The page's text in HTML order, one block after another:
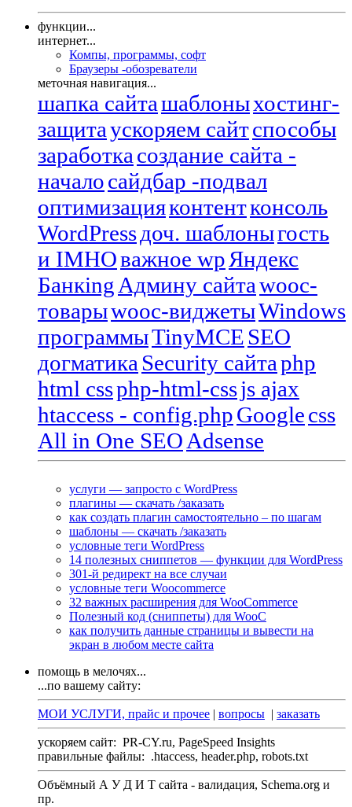
функции...
интернет...
Компы, программы, софт
Браузеры -обозреватели
меточная навигация...
шапка сайташаблоныхостинг-
защитаускоряем сайтспособы
заработка создание сайта -
началосайдбар -подвал
оптимизацияконтентконсоль
WordPressдоч. шаблоныгость
и IMHOважное wp Яндекс
Банкing Админу сайтаwooc-
товарыwooc-виджетыWindows
программыTinyMCE SEO
догматика Security сайтаphp
html cssphp-html-cssjs ajax
htaccess - config.phpGooglecss
All in One SEO Adsense
услуги — запросто с WordPress
плагины — скачать /заказать
как создать плагин самостоятельно – по шагам
шаблоны — скачать /заказать
условные теги WordPress
14 полезных сниппетов — функции для WordPress
301-й редирект на все случаи
условные теги Woocommerce
32 важных расширения для WooCommerce
Полезный код (сниппеты) для WooC
как получить данные страницы и вывести на
экран в любом месте сайта
помощь в мелочях...
...по вашему сайту:
МОИ УСЛУГИ, прайс и прочее | вопросы | заказать
ускоряем сайт: PR-CY.ru, PageSpeed Insights
правильные файлы: .htaccess, header.php, robots.txt
Объёмный А У Д И Т сайта - валидация, Schema.org и
пр.